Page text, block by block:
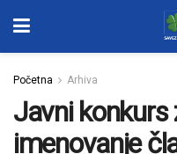
Početna Arhiva
Javni konkurs
imenovanje